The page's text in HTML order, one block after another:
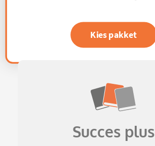
Kies pakket
Succes plus